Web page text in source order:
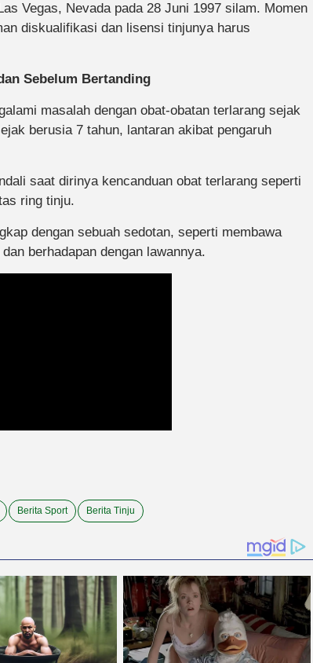
Vegas, Nevada pada 28 Juni 1997 silam. Momen
diskualifikasi dan lisensi tinjunya harus
Sebelum Bertanding
masalah dengan obat-obatan terlarang sejak
berusia 7 tahun, lantaran akibat pengaruh
saat dirinya kencanduan obat terlarang seperti
ring tinju.
dengan sebuah sedotan, seperti membawa
berhadapan dengan lawannya.
Berita Sport Berita Tinju